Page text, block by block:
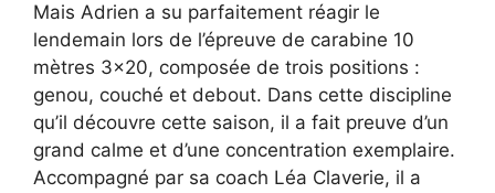
Mais Adrien a su parfaitement réagir le
lendemain lors de l’épreuve de carabine 10
mètres 3×20, composée de trois positions :
genou, couché et debout. Dans cette discipline
qu’il découvre cette saison, il a fait preuve d’un
grand calme et d’une concentration exemplaire.
Accompagné par sa coach Léa Claverie, il a